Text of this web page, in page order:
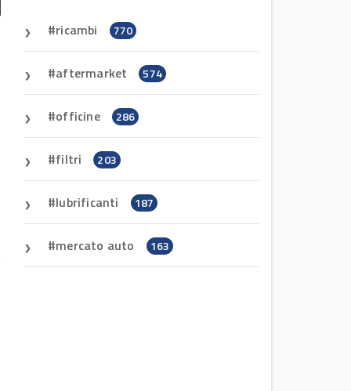
ricambi 770
aftermarket 574
officine 286
filtri 203
lubrificanti 187
mercato auto 163